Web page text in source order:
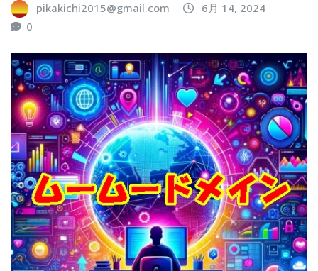
pikakichi2015@gmail.com
6月 14, 2024
0